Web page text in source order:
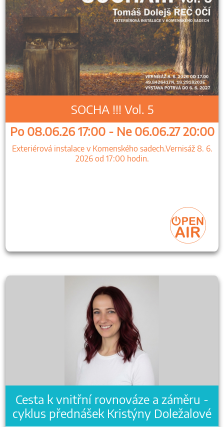
SOCHA !!! Vol. 5
Po 08.06.26 17:00 - Ne 06.06.27 20:00
Exteriérová instalace v Komenského sadech.Vernisáž 8. 6.
2026 od 17:00 hodin.
Cesta k vnitřní rovnováze a záměru -
cyklus přednášek Kristýny Doležalové